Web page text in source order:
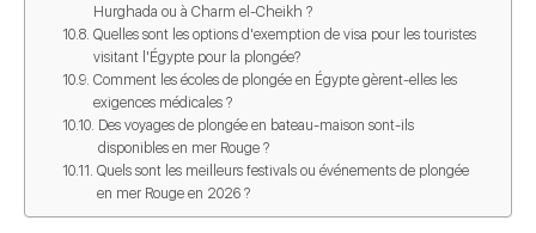
Hurghada ou à Charm el-Cheikh ?
Quelles sont les options d'exemption de visa pour les touristes
visitant l'Égypte pour la plongée?
Comment les écoles de plongée en Égypte gèrent-elles les
exigences médicales ?
Des voyages de plongée en bateau-maison sont-ils
disponibles en mer Rouge ?
Quels sont les meilleurs festivals ou événements de plongée
en mer Rouge en 2026 ?